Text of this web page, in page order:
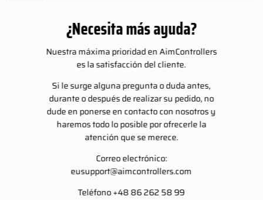
¿Necesita más ayuda?
Nuestra máxima prioridad en AimControllers
es la satisfacción del cliente.
Si le surge alguna pregunta o duda antes,
durante o después de realizar su pedido, no
dude en ponerse en contacto con nosotros y
haremos todo lo posible por ofrecerle la
atención que se merece.
Correo electrónico:
eusupport@aimcontrollers.com
Teléfono +48 86 262 58 99